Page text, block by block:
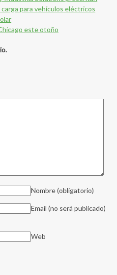
para vehículos eléctricos
este otoño
Nombre(obligatorio)
Email (no será publicado)
Web